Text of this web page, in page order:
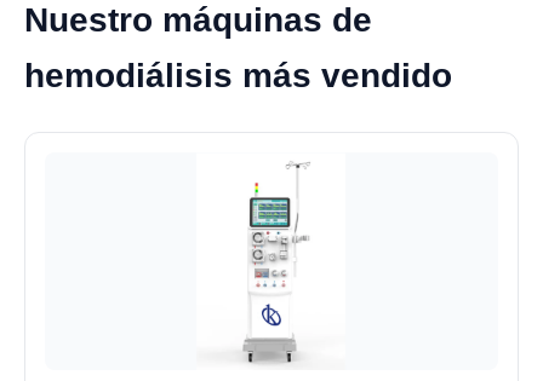
Nuestro máquinas de
hemodiálisis más vendido